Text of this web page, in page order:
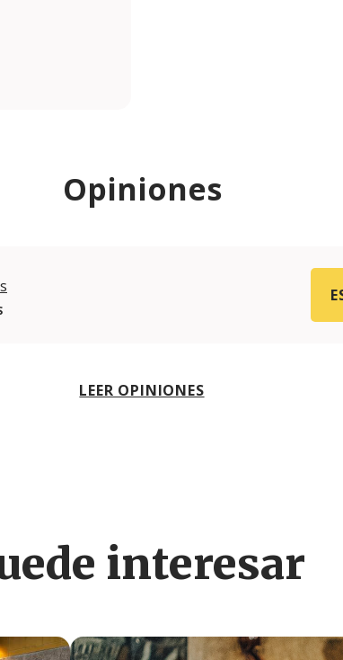
Opiniones
LEER OPINIONES
interesar